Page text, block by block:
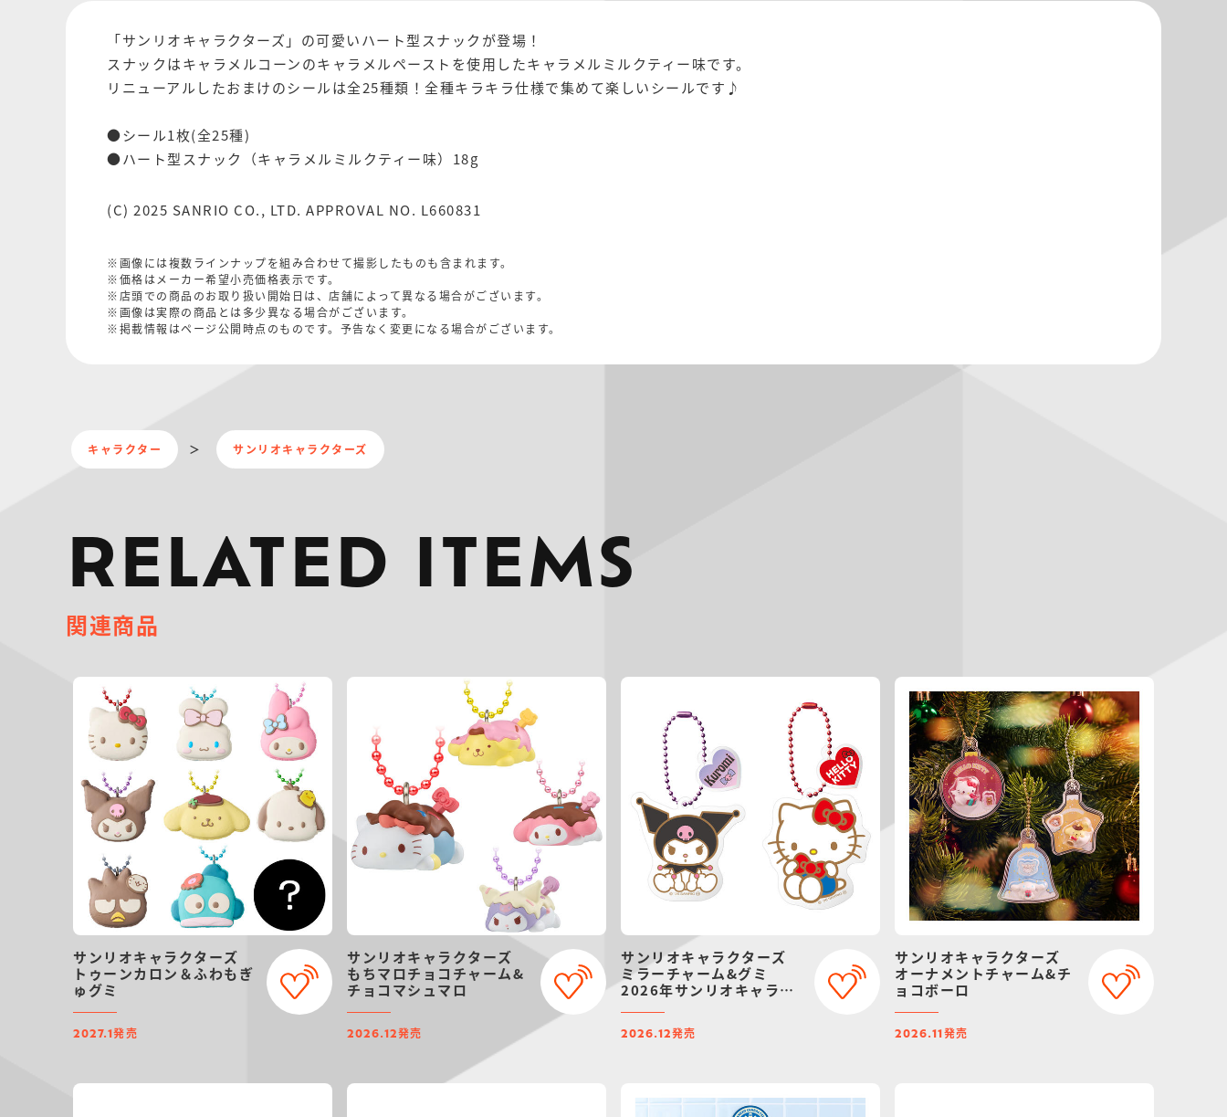
「サンリオキャラクターズ」の可愛いハート型スナックが登場！
スナックはキャラメルコーンのキャラメルペーストを使用したキャラメルミルクティー味です。
リニューアルしたおまけのシールは全25種類！全種キラキラ仕様で集めて楽しいシールです♪
●シール1枚(全25種)
●ハート型スナック（キャラメルミルクティー味）18g
(C) 2025 SANRIO CO., LTD. APPROVAL NO. L660831
※画像には複数ラインナップを組み合わせて撮影したものも含まれます。
※価格はメーカー希望小売価格表示です。
※店頭での商品のお取り扱い開始日は、店舗によって異なる場合がございます。
※画像は実際の商品とは多少異なる場合がございます。
※掲載情報はページ公開時点のものです。予告なく変更になる場合がございます。
キャラクター サンリオキャラクターズ
RELATED ITEMS
関連商品
サンリオキャラクターズ
トゥーンカロン＆ふわもぎ
ゅグミ
2027.1発売
サンリオキャラクターズ
もちマロチョコチャーム&
チョコマシュマロ
2026.12発売
サンリオキャラクターズ
ミラーチャーム&グミ
2026年サンリオキャラク
2026.12発売
サンリオキャラクターズ
オーナメントチャーム&チ
ョコボーロ
2026.11 発売